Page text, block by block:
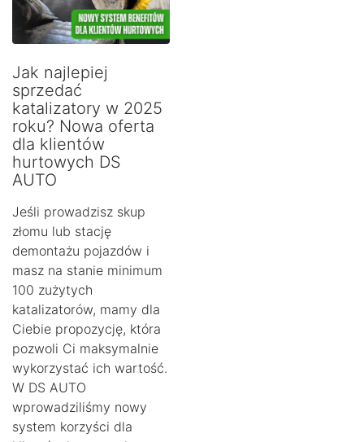
Jak najlepiej
sprzedać
katalizatory w 2025
roku? Nowa oferta
dla klientów
hurtowych DS
AUTO
Jeśli prowadzisz skup
złomu lub stację
demontażu pojazdów i
masz na stanie minimum
100 zużytych
katalizatorów, mamy dla
Ciebie propozycję, która
pozwoli Ci maksymalnie
wykorzystać ich wartość.
W DS AUTO
wprowadziliśmy nowy
system korzyści dla